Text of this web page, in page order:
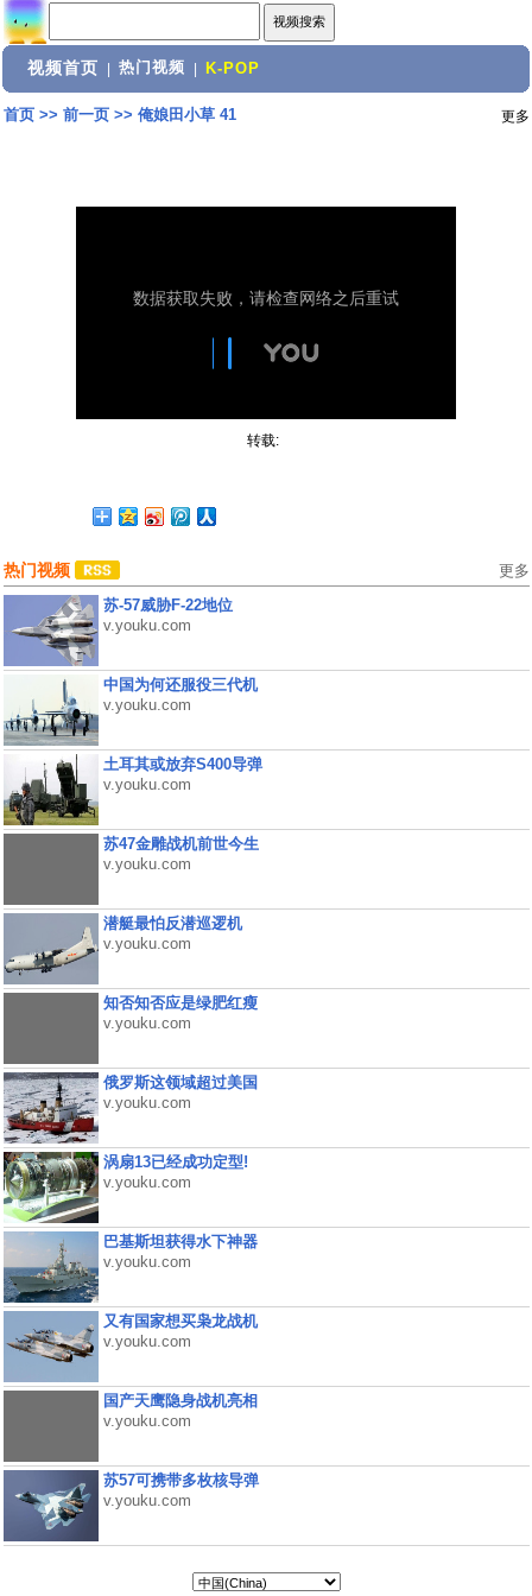
视频首页 热门视频 K-POP
首页>> 前一页>> 俺娘田小草 41 更多
转载:
热门视频 更多
苏-57威胁F-22地位
v.youku.com
中国为何还服役三代机
v.youku.com
土耳其或放弃S400导弹
v.youku.com
苏47金雕战机前世今生
v.youku.com
潜艇最怕反潜巡逻机
v.youku.com
知否知否应是绿肥红瘦
v.youku.com
俄罗斯这领域超过美国
v.youku.com
涡扇13已经成功定型!
v.youku.com
巴基斯坦获得水下神器
v.youku.com
又有国家想买枭龙战机
v.youku.com
国产天鹰隐身战机亮相
v.youku.com
苏57可携带多枚核导弹
v.youku.com